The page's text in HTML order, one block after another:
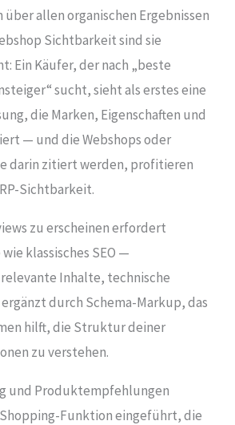
über allen organischen Ergebnissen
Sichtbarkeit sind sie
Ein Käufer, der nach „beste
sucht, sieht als erstes eine
die Marken, Eigenschaften und
— und die Webshops oder
darin zitiert werden, profitieren
Sichtbarkeit.
zu erscheinen erfordert
klassisches SEO —
Inhalte, technische
durch Schema-Markup, das
hilft, die Struktur deiner
zu verstehen.
und Produktempfehlungen
Shopping-Funktion eingeführt, die